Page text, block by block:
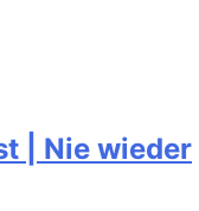
| Nie wieder